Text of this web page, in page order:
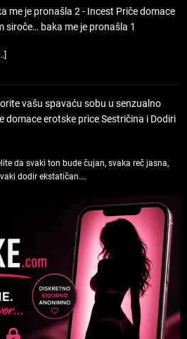
me je pronašla 2 - Incest Priče domace
siroče… baka me je pronašla 1
vašu spavaću sobu u senzualno
domace erotske price Sestričina i Dodiri
da svaki ton bude čujan, svaka reč jasna,
dodir ekstatičan.…